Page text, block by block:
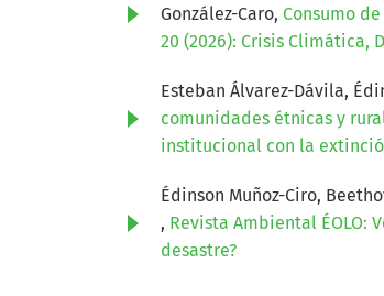
González-Caro, Consumo
20 (2026): Crisis
Esteban Álvarez-Dávila,
comunidades étnicas y
institucional con la
Édinson Muñoz-Ciro,
, Revista Ambiental ÉOLO:
desastre?